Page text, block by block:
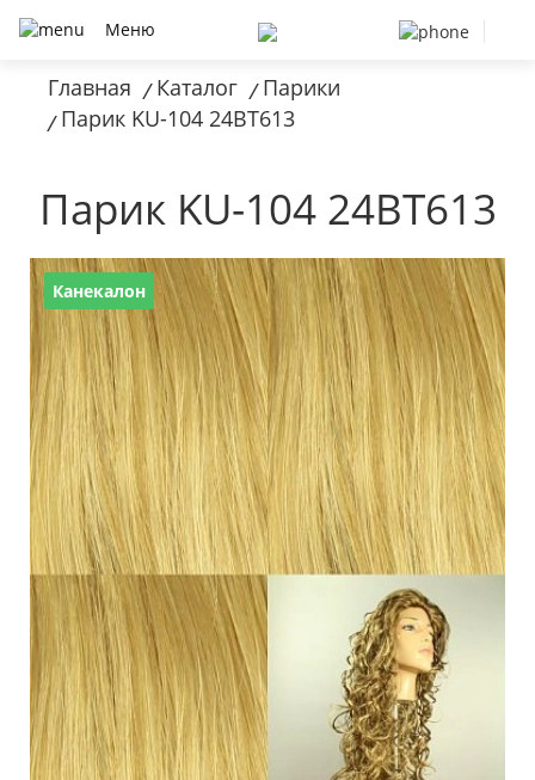
Меню
Главная / Каталог / Парики
/ Парик KU-104 24BT613
Парик KU-104 24BT613
Канекалон